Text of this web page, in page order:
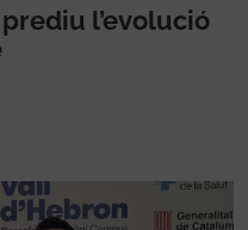
l’evolució